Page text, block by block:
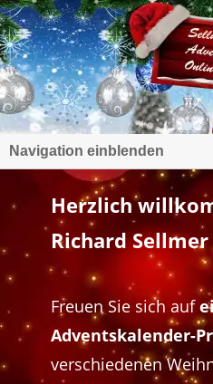
Navigation einblenden
Herzlich
Richard
Freuen Sie sich auf
Adventskalender-
verschiedenen